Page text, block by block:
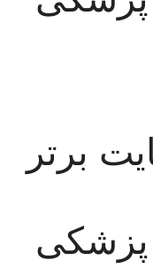
برتر
پزشکی